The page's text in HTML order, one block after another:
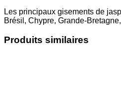
Les principaux gisements de
Brésil, Chypre, Grande-
Produits similaires